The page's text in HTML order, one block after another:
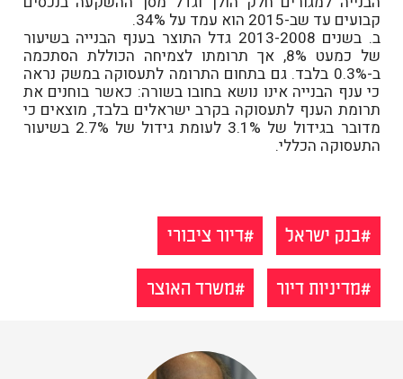
קבועים עד שב-2015 הוא עמד על 34%.
ב. בשנים 2013-2008 גדל התוצר בענף הבנייה בשיעור
של כמעט 8%, אך תרומתו לצמיחה הכוללת הסתכמה
ב-0.3% בלבד. גם בתחום התרומה לתעסוקה במשק נראה
כי ענף הבנייה אינו נושא בחובו בשורה: כאשר בוחנים את
תרומת הענף לתעסוקה בקרב ישראלים בלבד, מוצאים כי
מדובר בגידול של 3.1% לעומת גידול של 2.7% בשיעור
התעסוקה הכללי.
בנק ישראל
דיור ציבורי
מדיניות דיור
משרד האוצר